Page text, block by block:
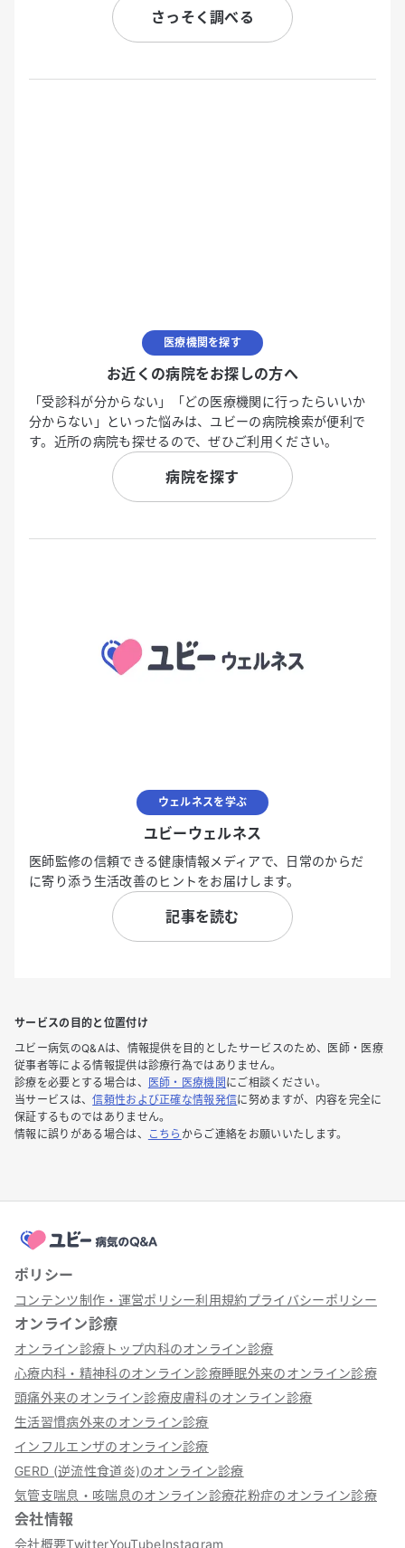
さっそく調べる
医療機関を探す
お近くの病院をお探しの方へ
「受診科が分からない」「どの医療機関に行ったらいいか
分からない」といった悩みは、ユビーの病院検索が便利で
す。近所の病院も探せるので、ぜひご利用ください。
病院を探す
ウェルネスを学ぶ
ユビーウェルネス
医師監修の信頼できる健康情報メディアで、日常のからだ
に寄り添う生活改善のヒントをお届けします。
記事を読む
サービスの目的と位置付け
ユビー病気のQ&Aは、情報提供を目的としたサービスのため、医師・医療
従事者等による情報提供は診療行為ではありません。
診療を必要とする場合は、
医師・医療機関 にご相談ください。
当サービスは、信頼性および正確な情報発信に努めますが、内容を完全に
保証するものではありません。
情報に誤りがある場合は、
こちら からご連絡をお願いいたします。
ポリシー
コンテンツ制作・運営ポリシー利用規約プライバシーポリシー
オンライン診療
オンライン診療トップ内科のオンライン診療
心療内科・精神科のオンライン診療睡眠外来のオンライン診療
頭痛外来のオンライン診療皮膚科のオンライン診療
生活習慣病外来のオンライン診療
インフルエンザのオンライン診療
GERD (逆流性食道炎)のオンライン診療
気管支喘息・咳喘息のオンライン診療花粉症のオンライン診療
会社情報
会社概要TwitterYouTubeInstagram